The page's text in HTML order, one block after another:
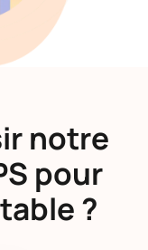
notre
pour
?